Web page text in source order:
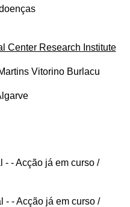
Center Research Institute
Vitorino Burlacu
- - Acção já em curso /
- - Acção já em curso /